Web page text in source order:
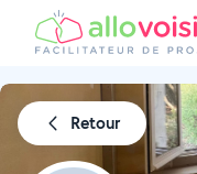
Retour